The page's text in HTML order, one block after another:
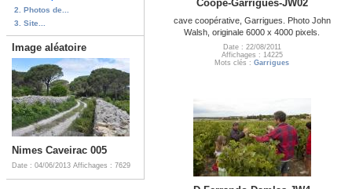
2. Photos de...
3. Site...
Image aléatoire
Nimes Caveirac 005
Date : 04/06/2013 Affichages : 7629
Coope-Garrigues-JW02
cave coopérative, Garrigues. Photo John
Walsh, originale 6000 x 4000 pixels.
Date : 22/08/2011
Affichages : 14225
Mots clés : Garrigues